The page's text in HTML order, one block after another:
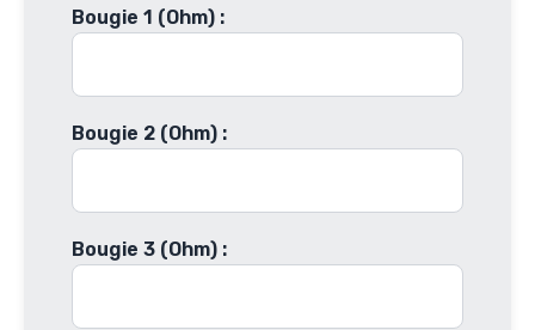
Bougie 1 (Ohm) :
Bougie 2 (Ohm) :
Bougie 3 (Ohm) :